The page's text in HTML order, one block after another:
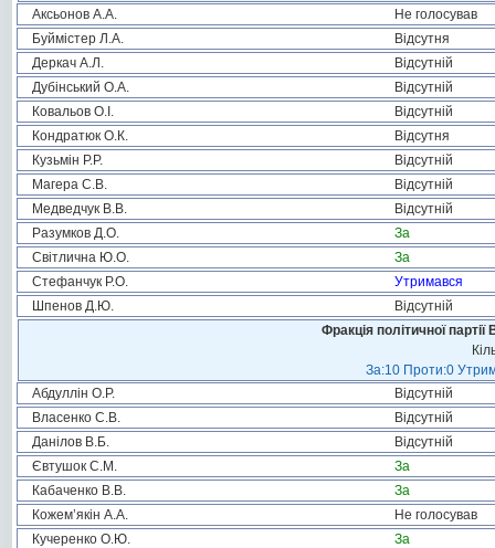
Аксьонов А.А.
Не голосував
Буймістер Л.А.
Відсутня
Деркач А.Л.
Відсутній
Дубінський О.А.
Відсутній
Ковальов О.І.
Відсутній
Кондратюк О.К.
Відсутня
Кузьмін Р.Р.
Відсутній
Магера С.В.
Відсутній
Медведчук В.В.
Відсутній
Разумков Д.О.
За
Світлична Ю.О.
За
Стефанчук Р.О.
Утримався
Шпенов Д.Ю.
Відсутній
Фракція політичної
За:10 Проти:0
Абдуллін О.Р.
Відсутній
Власенко С.В.
Відсутній
Данілов В.Б.
Відсутній
Євтушок С.М.
За
Кабаченко В.В.
За
Кожем’якін А.А.
Не голосував
Кучеренко О.Ю.
За